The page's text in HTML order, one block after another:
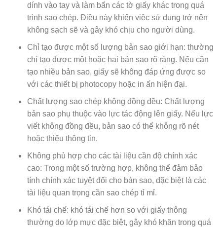
dính vào tay và làm bẩn các tờ giấy khác trong quá
trình sao chép. Điều này khiến việc sử dụng trở nên
không sạch sẽ và gây khó chịu cho người dùng.
Chỉ tạo được một số lượng bản sao giới hạn: thường
chỉ tạo được một hoặc hai bản sao rõ ràng. Nếu cần
tạo nhiều bản sao, giấy sẽ không đáp ứng được so
với các thiết bị photocopy hoặc in ấn hiện đại.
Chất lượng sao chép không đồng đều: Chất lượng
bản sao phụ thuộc vào lực tác động lên giấy. Nếu lực
viết không đồng đều, bản sao có thể không rõ nét
hoặc thiếu thông tin.
Không phù hợp cho các tài liệu cần độ chính xác
cao: Trong một số trường hợp, không thể đảm bảo
tính chính xác tuyệt đối cho bản sao, đặc biệt là các
tài liệu quan trọng cần sao chép tỉ mỉ.
Khó tái chế: khó tái chế hơn so với giấy thông
thường do lớp mực đặc biệt, gây khó khăn trong quá